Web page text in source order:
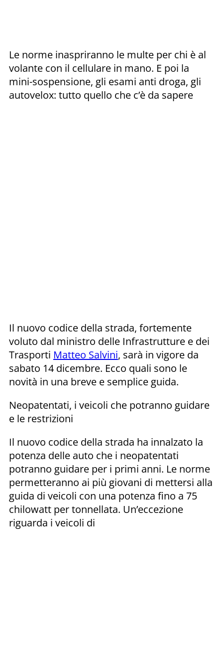
Le norme inaspriranno le multe per chi è al
volante con il cellulare in mano. E poi la
mini-sospensione, gli esami anti droga, gli
autovelox: tutto quello che c’è da sapere
Il nuovo codice della strada, fortemente
voluto dal ministro delle Infrastrutture e dei
Trasporti Matteo Salvini, sarà in vigore da
sabato 14 dicembre. Ecco quali sono le
novità in una breve e semplice guida.
Neopatentati, i veicoli che potranno guidare
e le restrizioni
Il nuovo codice della strada ha innalzato la
potenza delle auto che i neopatentati
potranno guidare per i primi anni. Le norme
permetteranno ai più giovani di mettersi alla
guida di veicoli con una potenza fino a 75
chilowatt per tonnellata. Un’eccezione
riguarda i veicoli di